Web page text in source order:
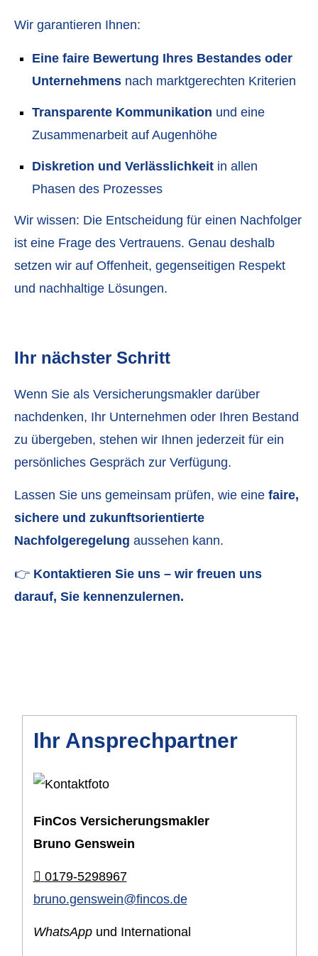
Wir garantieren Ihnen:
Eine faire Bewertung Ihres Bestandes oder
Unternehmens nach marktgerechten Kriterien
Transparente Kommunikation und eine
Zusammenarbeit auf Augenhöhe
Diskretion und Verlässlichkeit in allen
Phasen des Prozesses
Wir wissen: Die Entscheidung für einen Nachfolger
ist eine Frage des Vertrauens. Genau deshalb
setzen wir auf Offenheit, gegenseitigen Respekt
und nachhaltige Lösungen.
Ihr nächster Schritt
Wenn Sie als Ver­sicherungs­makler darüber
nachdenken, Ihr Unternehmen oder Ihren Bestand
zu übergeben, stehen wir Ihnen jederzeit für ein
persönliches Gespräch zur Verfügung.
Lassen Sie uns gemeinsam prüfen, wie eine faire,
sichere und zukunftsorientierte
Nachfolgeregelung aussehen kann.
👉 Kontaktieren Sie uns – wir freuen uns
darauf, Sie kennenzulernen.
Ihr Ansprechpartner
FinCos Ver­sicherungs­makler
Bruno Genswein
0179-5298967
bruno.genswein@fincos.de
WhatsAppund International